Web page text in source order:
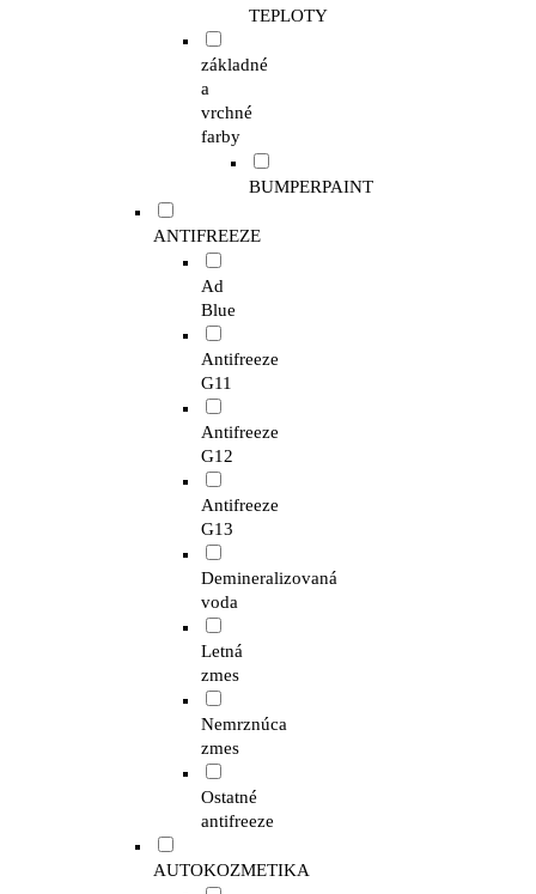
TEPLOTY
základné
a
vrchné
farby
BUMPERPAINT
ANTIFREEZE
Ad
Blue
Antifreeze
G11
Antifreeze
G12
Antifreeze
G13
Demineralizovaná
voda
Letná
zmes
Nemrznúca
zmes
Ostatné
antifreeze
AUTOKOZMETIKA